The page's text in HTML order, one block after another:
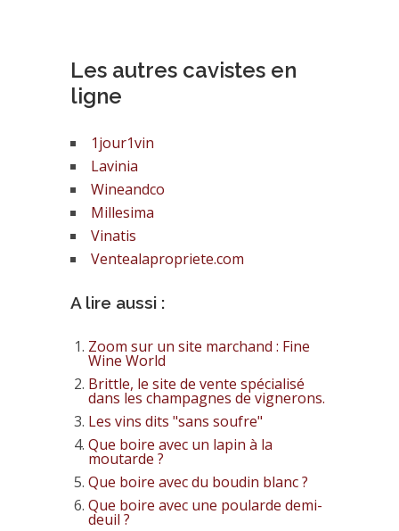
Les autres cavistes en
ligne
1jour1vin
Lavinia
Wineandco
Millesima
Vinatis
Ventealapropriete.com
A lire aussi :
Zoom sur un site marchand : Fine
Wine World
Brittle, le site de vente spécialisé
dans les champagnes de vignerons.
Les vins dits "sans soufre"
Que boire avec un lapin à la
moutarde ?
Que boire avec du boudin blanc ?
Que boire avec une poularde demi-
deuil ?